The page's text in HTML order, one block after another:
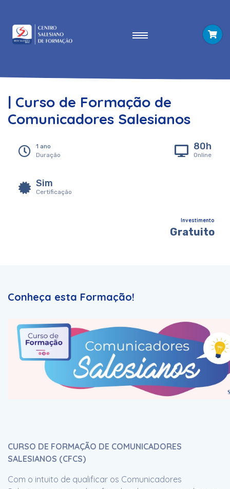
| Curso de Formação de
Comunicadores Salesianos
1 ano
Duração
80h
Online
Sim
Certificação
Investimento
Gratuito
Conheça esta Formação!
CURSO DE FORMAÇÃO DE COMUNICADORES
SALESIANOS (CFCS)
Com o intuito de qualificar os Comunicadores